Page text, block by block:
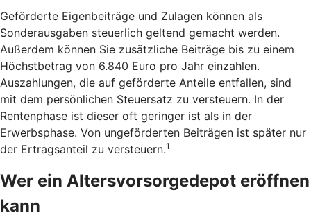
Geförderte Eigenbeiträge und Zulagen können als
Sonderausgaben steuerlich geltend gemacht werden.
Außerdem können Sie zusätzliche Beiträge bis zu einem
Höchstbetrag von 6.840 Euro pro Jahr einzahlen.
Auszahlungen, die auf geförderte Anteile entfallen, sind
mit dem persönlichen Steuersatz zu versteuern. In der
Rentenphase ist dieser oft geringer ist als in der
Erwerbsphase. Von ungeförderten Beiträgen ist später nur
der Ertragsanteil zu versteuern.1
Wer ein Altersvorsorgedepot eröffnen
kann